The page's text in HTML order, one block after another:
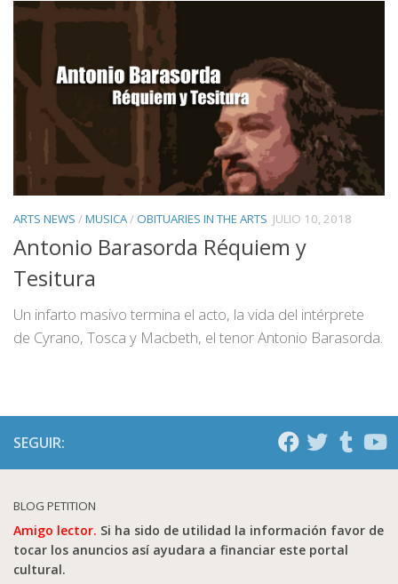
ARTS NEWS /MUSICA/ OBITUARIES IN THE ARTS JULIO 10, 2018
Antonio Barasorda Réquiem y
Tesitura
Un infarto masivo termina el acto, la vida del intérprete
de Cyrano, Tosca y Macbeth, el tenor Antonio Barasorda.
SEGUIR:
BLOG PETITION
Amigo lector. Si ha sido de utilidad la información favor de
tocar los anuncios así ayudara a financiar este portal
cultural.